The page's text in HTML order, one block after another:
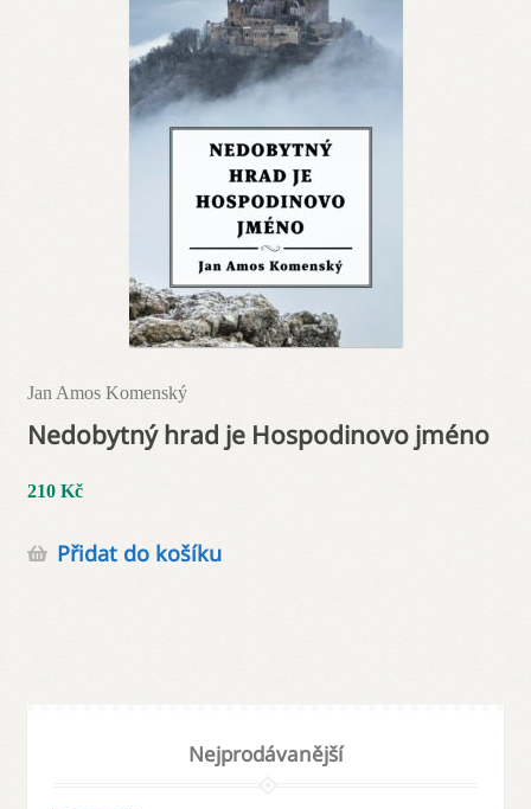
Jan Amos Komenský
Nedobytný hrad je Hospodinovo jméno
210 Kč
Přidat do košíku
Nejprodávanější